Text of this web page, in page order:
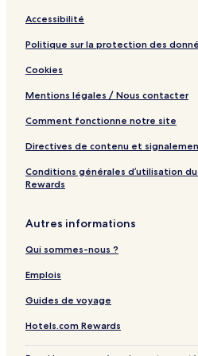
e
Accessibilité
Politique sur la protection des
Cookies
Mentions légales / Nous contacter
Comment fonctionne notre site
Directives de contenu et
Conditions générales d’utilisation
Rewards
Autres informations
Qui sommes-nous ?
Emplois
Guides de voyage
Hotels.com Rewards